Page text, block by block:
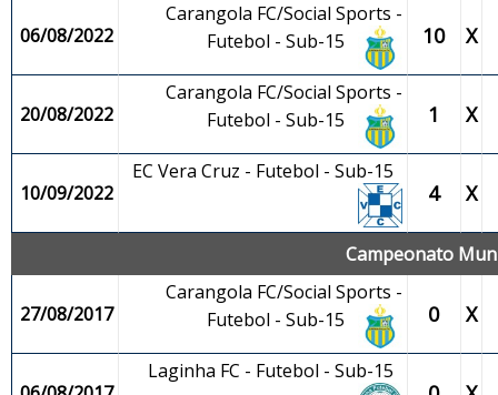
06/08/2022
Carangola FC/Social Sports -
Futebol - Sub-15
10 X
20/08/2022
Carangola FC/Social Sports -
Futebol - Sub-15
1 X
10/09/2022
EC Vera Cruz - Futebol - Sub-15
4 X
Campeonato
27/08/2017
Carangola FC/Social Sports -
Futebol - Sub-15
0 X
Laginha FC - Futebol - Sub-15